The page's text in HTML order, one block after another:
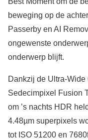
beweging op de
Passerby en AI
ongewenste
onderwerp blijft.
Dankzij de Ultra-
Sedecimpixel Fusion
om ’s nachts HDR
4.48µm superpixels
tot ISO 51200 en